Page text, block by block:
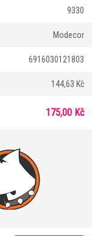
9330
Modecor
6916030121803
144,63 Kč
175,00 Kč